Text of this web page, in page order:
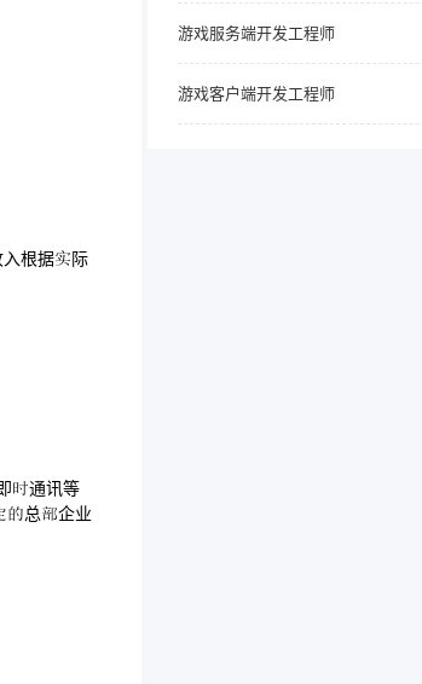
根据际
通讯等
总企业
游戏服务端开发工程师
游戏客户端开发工程师